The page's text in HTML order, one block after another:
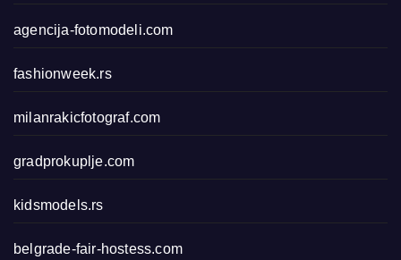
agencija-fotomodeli.com
fashionweek.rs
milanrakicfotograf.com
gradprokuplje.com
kidsmodels.rs
belgrade-fair-hostess.com